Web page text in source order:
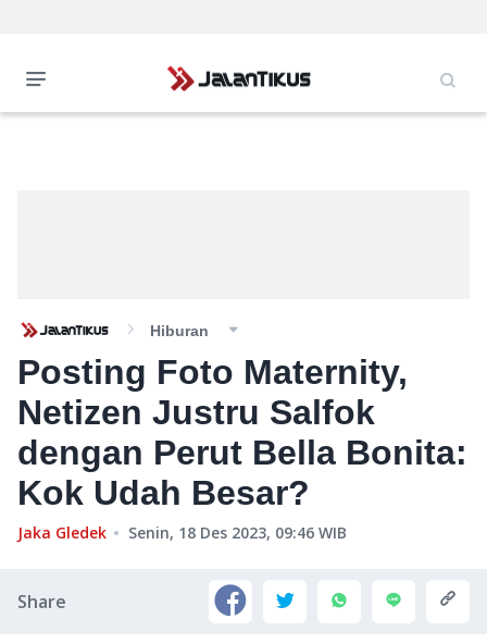
Hiburan
Posting Foto Maternity,
Netizen Justru Salfok
dengan Perut Bella Bonita:
Kok Udah Besar?
Jaka Gledek Senin, 18 Des 2023, 09:46 WIB
Share